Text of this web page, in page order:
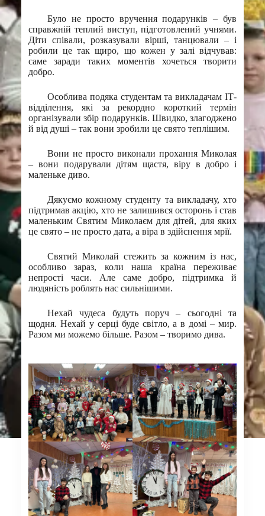
Було не просто вручення подарунків – був
справжній теплий виступ, підготовлений учнями.
Діти співали, розказували вірші, танцювали – і
робили це так щиро, що кожен у залі відчував:
саме заради таких моментів хочеться творити
добро.
Особлива подяка студентам та викладачам ІТ-
відділення, які за рекордно короткий термін
організували збір подарунків. Швидко, злагоджено
й від душі – так вони зробили це свято теплішим.
Вони не просто виконали прохання Миколая
– вони подарували дітям щастя, віру в добро і
маленьке диво.
Дякуємо кожному студенту та викладачу, хто
підтримав акцію, хто не залишився осторонь і став
маленьким Святим Миколаєм для дітей, для яких
це свято – не просто дата, а віра в здійснення мрії.
Святий Миколай стежить за кожним із нас,
особливо зараз, коли наша країна переживає
непрості часи. Але саме добро, підтримка й
людяність роблять нас сильнішими.
Нехай чудеса будуть поруч – сьогодні та
щодня. Нехай у серці буде світло, а в домі – мир.
Разом ми можемо більше. Разом – творимо дива.